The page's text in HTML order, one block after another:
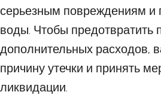
серьезным повреждениям и
воды. Чтобы предотвратить
дополнительных расходов,
причину утечки и принять
ликвидации.